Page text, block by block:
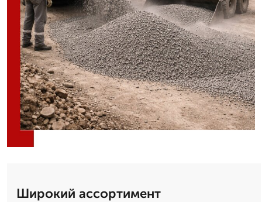
Широкий ассортимент